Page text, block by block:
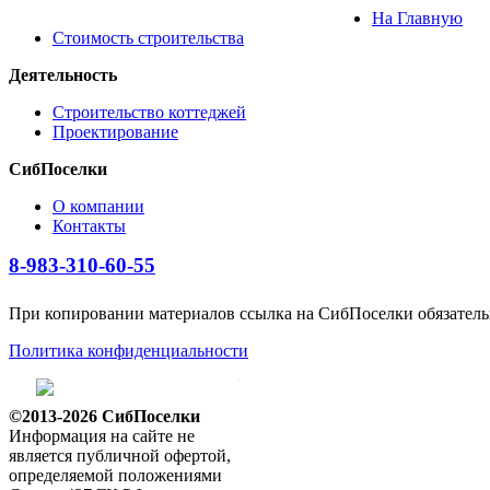
На Главную
Стоимость строительства
Деятельность
Строительство коттеджей
Проектирование
СибПоселки
О компании
Контакты
8-983-310-60-55
При копировании материалов ссылка на СибПоселки
Политика конфиденциальности
©2013-2026 СибПоселки
Информация на сайте не
является публичной офертой,
определяемой положениями